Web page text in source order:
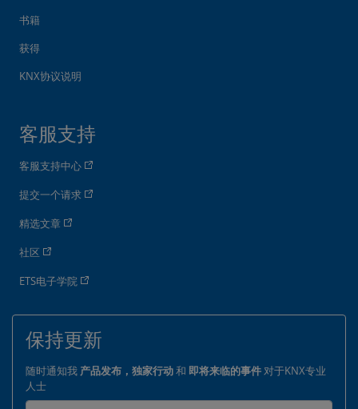
书籍
获得
KNX协议说明
客服支持
客服支持中心
提交一个请求
精选文章
社区
ETS电子学院
保持更新
随时通知我 产品发布，独家行动和 即将来临的事件对于KNX专业
人士